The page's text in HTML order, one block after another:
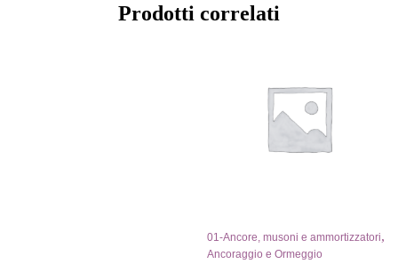
Prodotti correlati
01-Ancore, musoni e ammortizzatori,
Ancoraggio e Ormeggio